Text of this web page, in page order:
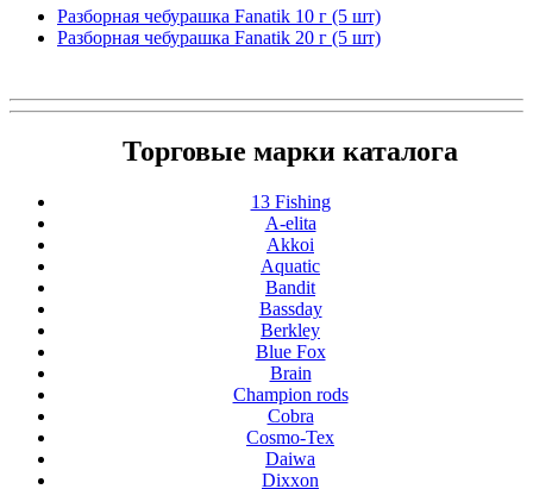
Разборная чебурашка Fanatik 10 г (5 шт)
Разборная чебурашка Fanatik 20 г (5 шт)
Торговые марки каталога
13 Fishing
A-elita
Akkoi
Aquatic
Bandit
Bassday
Berkley
Blue Fox
Brain
Champion rods
Cobra
Cosmo-Tex
Daiwa
Dixxon